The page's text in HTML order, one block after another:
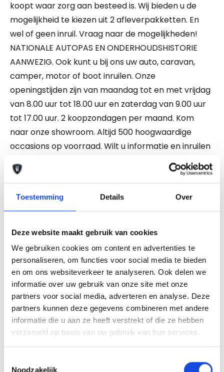
Toestemming Details Over
Deze website maakt gebruik van cookies
We gebruiken cookies om content en advertenties te
personaliseren, om functies voor social media te bieden
en om ons websiteverkeer te analyseren. Ook delen we
informatie over uw gebruik van onze site met onze
partners voor social media, adverteren en analyse. Deze
partners kunnen deze gegevens combineren met andere
informatie die u aan ze heeft verstrekt of die ze hebben
verzameld op basis van uw gebruik van hun services.
Noodzakelijk
koopt waar zorg aan besteed is. Wij bieden u de
mogelijkheid te kiezen uit 2 afleverpakketten. En
wel of geen inruil. Vraag naar de mogelijkheden!
NATIONALE AUTOPAS EN ONDERHOUDSHISTORIE
AANWEZIG. Ook kunt u bij ons uw auto, caravan,
camper, motor of boot inruilen. Onze
openingstijden zijn van maandag tot en met vrijdag
van 8.00 uur tot 18.00 uur en zaterdag van 9.00 uur
tot 17.00 uur. 2 koopzondagen per maand. Kom
naar onze showroom. Altijd 500 hoogwaardige
occasions op voorraad. Wilt u informatie en inruilen
bel dan onze verkoopadviseurs. GELD VRIJMAKEN?
WIJ BETALEN OOK TOE OP EEN GOEDKOPE AUTO!
internetsite zo accuraat en actueel mogelijk weer
Vertrouw daarom nooit alleen op deze informatie,
maar controleer bij aankoop de zaken die uw
beslissing zouden kunnen beïnvloeden.
Een proefrit levert het overtuigende bewijs.Bel nu
Stel uw vraag